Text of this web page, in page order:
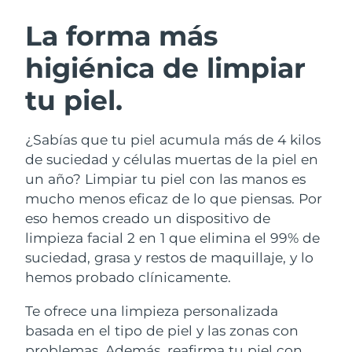
La forma más
higiénica de limpiar
tu piel.
¿Sabías que tu piel acumula más de 4 kilos
de suciedad y células muertas de la piel en
un año? Limpiar tu piel con las manos es
mucho menos eficaz de lo que piensas. Por
eso hemos creado un dispositivo de
limpieza facial 2 en 1 que elimina el 99% de
suciedad, grasa y restos de maquillaje, y lo
hemos probado clínicamente.
Te ofrece una limpieza personalizada
basada en el tipo de piel y las zonas con
Limpieza facial
Anti-aging massage
LUNA™ 4 Plus
Massage, LED heating
LUNA™ 4 Men
Microcurrent toning
BEAR™ 2 go
Microcurrent toning on-the-go
BEAR™ 2 eyes & lips
Hidratación
UFO™ 3 pack
Deep facial hydration
Near-infrared and red light therapy
device
Cuidado bucal
issa™ 4
Hybrid silicone sonic toothbrush
Smart hybrid silicone sonic toothbrush
TRATAMIENTO ANTIEDAD FAQ™
Antiedad Tratamientos LED
NEW
Austria
Baréin Entrega prevista8/13/26
Bélgica
Bermudas Entrega prevista 8/18/26
Bosnia y Herzegovina Entrega prevista
Brunéi Entrega prevista
Bulgaria Entrega prevista 8/12/26
Canadá Entrega prevista
Chile Entrega prevista